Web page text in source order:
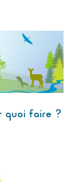
quoi faire ?